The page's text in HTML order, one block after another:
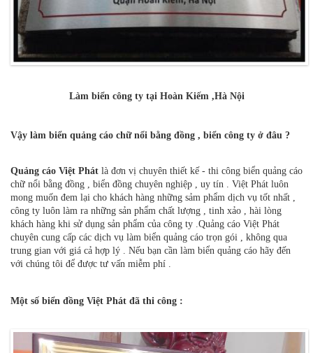
Làm biển công ty tại Hoàn Kiếm ,Hà Nội
Vậy làm biển quảng cáo chữ nổi bằng đồng , biển công ty ở đâu ?
Quảng cáo Việt Phát là đơn vị chuyên thiết kế - thi công biển quảng cáo
chữ nổi bằng đồng , biển đồng chuyên nghiệp , uy tín . Việt Phát luôn
mong muốn đem lại cho khách hàng những sảm phẩm dịch vụ tốt nhất ,
công ty luôn làm ra những sản phẩm chất lượng , tinh xảo , hài lòng
khách hàng khi sử dụng sản phẩm của công ty .Quảng cáo Việt Phát
chuyên cung cấp các dịch vụ làm biển quảng cáo trọn gói , không qua
trung gian với giá cả hợp lý . Nếu bạn cần làm biển quảng cáo hãy đến
với chúng tôi để được tư vấn miễm phí .
Một số biển đồng Việt Phát đã thi công :